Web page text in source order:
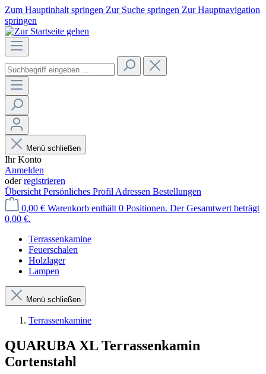
Zum Hauptinhalt springen Zur Suche springen Zur Hauptnavigation
springen
Menü schließen
Ihr Konto
Anmelden
oderregistrieren
Übersicht Persönliches Profil Adressen Bestellungen
0,00 € Warenkorb enthält 0 Positionen. Der Gesamtwert beträgt
0,00 €.
Terrassenkamine
Feuerschalen
Holzlager
Lampen
Menü schließen
Terrassenkamine
QUARUBA XL Terrassenkamin
Cortenstahl